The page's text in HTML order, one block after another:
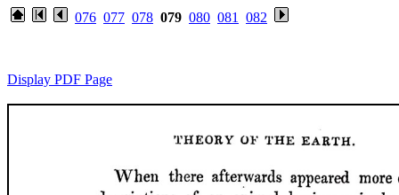
076 077 078 079 080 081 082
Display PDF Page